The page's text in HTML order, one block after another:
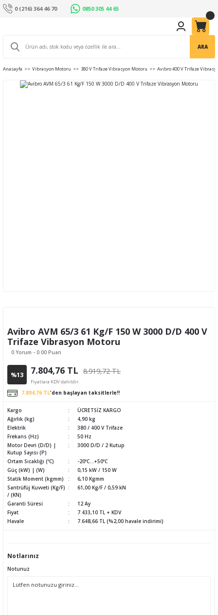
0 (216) 364 46 70 0850 305 44 65
ARA
Anasayfa Vibrasyon Motoru 380 V Trifaze Vibrasyon Motoru Avibro 400 V Trifaze
Avibro AVM 65/3 61 Kg/F 150 W 3000 D/D 400 V
Trifaze Vibrasyon Motoru
0 Yorum - 0.00 Puan
%13 7.804,76 TL 8.919,72 TL
Fiyatlara KDV dahildir.
7.804,76 TL'den başlayan taksitlerle!!
Kargo
ÜCRETSİZ KARGO
Ağırlık (kg)
4,90 kg
Elektrik
380 / 400 V Trifaze
Frekans (Hz)
50 Hz
Motor Devri (D/D) |
Kutup Sayısı (P)
3000 D/D / 2 Kutup
Ortam Sıcaklığı (ºC)
-20ºC...+50ºC
Güç (kW) | (W)
0,15 kW / 150 W
Statik Moment (kgmm)
6,10 Kgmm
Santrüfüj Kuvveti (Kg/F)
/ (KN)
61,00 Kg/F / 0,59 kN
Garanti Süresi
12 Ay
Fiyat
7.433,10 TL + KDV
Havale
7.648,66 TL (%2,00 havale indirimi)
Notlarınız
Notunuz